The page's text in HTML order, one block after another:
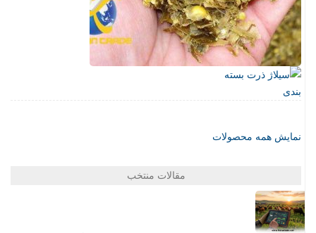
نمایش همه محصولات
مقالات منتخب